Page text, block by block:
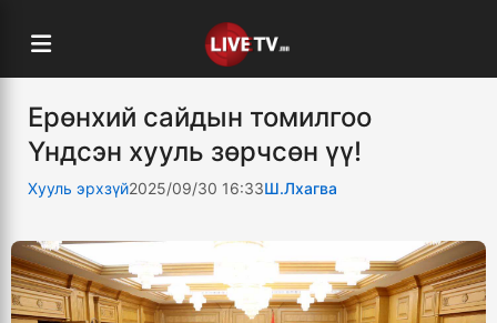
Ерөнхий сайдын томилгоо
Үндсэн хууль зөрчсөн үү!
Хууль эрхзүй2025/09/30 16:33Ш.Лхагва